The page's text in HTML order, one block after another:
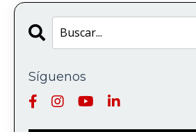
Síguenos